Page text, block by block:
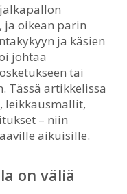
oikean parin
ja käsien
johtaa
tai
Tässä artikkelissa
leikkausmallit,
– niin
aikuisille.
on väliä